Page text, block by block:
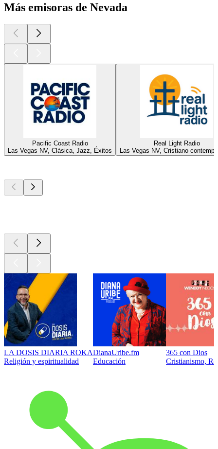
Más emisoras de Nevada
Pacific Coast Radio
Las Vegas NV, Clásica, Jazz, Éxitos
Real Light Radio
Las Vegas NV, Cristiano
LA DOSIS DIARIA ROKA
Religión y espiritualidad
DianaUribe.fm
Educación
365 con Dios
Cristianismo,